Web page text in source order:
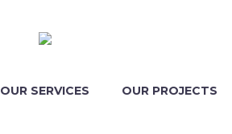
OUR SERVICES OUR PROJECTS